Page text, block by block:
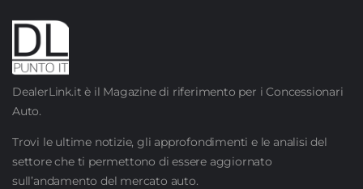
DealerLink.it è il Magazine di riferimento per i Concessionari
Auto.
Trovi le ultime notizie, gli approfondimenti e le analisi del
settore che ti permettono di essere aggiornato
sull’andamento del mercato auto.